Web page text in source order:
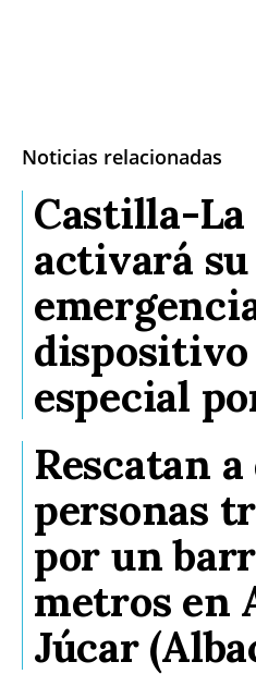
Noticias relacionadas
Castilla-
activará
especial
Rescatan a
personas
por un
metros en
Júcar